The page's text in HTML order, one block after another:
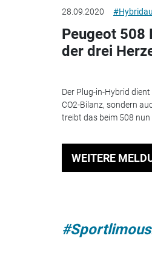
28.09.2020
Peugeot 508
der drei
Der Plug-in-Hybrid
CO2-Bilanz, sondern
treibt das beim 508 nun
WEITERE